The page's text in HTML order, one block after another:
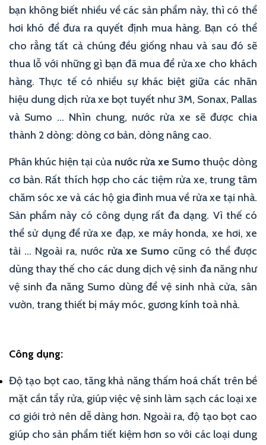
bạn không biết nhiều về các sản phẩm này, thì có thể
hơi khó để đưa ra quyết định mua hàng. Bạn có thể
cho rằng tất cả chúng đều giống nhau và sau đó sẽ
thua lỗ với những gì bạn đã mua để rửa xe cho khách
hàng. Thực tế có nhiều sự khác biệt giữa các nhãn
hiệu dung dịch rửa xe bọt tuyết như 3M, Sonax, Pallas
và Sumo … Nhìn chung, nước rửa xe sẽ được chia
thành 2 dòng: dòng cơ bản, dòng nâng cao.
Phân khúc hiện tại của nước rửa xe Sumothuộc dòng
cơ bản. Rất thích hợp cho các tiệm rửa xe, trung tâm
chăm sóc xe và các hộ gia đình mua về rửa xe tại nhà.
Sản phẩm này có công dụng rất đa dạng. Vì thế có
thể sử dụng để rửa xe đạp, xe máy honda, xe hơi, xe
tải … Ngoài ra, nước rửa xe Sumo cũng có thể được
dùng thay thế cho các dung dịch vệ sinh đa năng như
vệ sinh đa năng Sumo dùng để vệ sinh nhà cửa, sân
vườn, trang thiết bị máy móc, gương kính toà nhà.
Công dụng:
Độ tạo bọt cao, tăng khả năng thấm hoá chất trên bề
mặt cần tẩy rửa, giúp việc vệ sinh làm sạch các loại xe
cơ giới trở nên dễ dàng hơn. Ngoài ra, độ tạo bọt cao
giúp cho sản phẩm tiết kiệm hơn so với các loại dung